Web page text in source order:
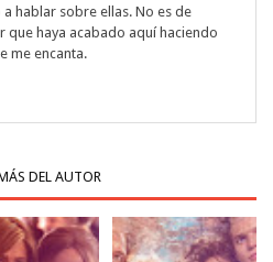
a hablar sobre ellas. No es de
que haya acabado aquí haciendo
me encanta.
DEL AUTOR